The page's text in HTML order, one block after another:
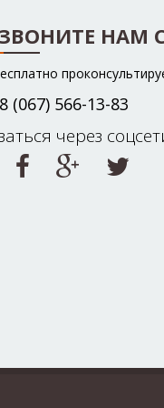
НАМ
(067) 566-13-83
через